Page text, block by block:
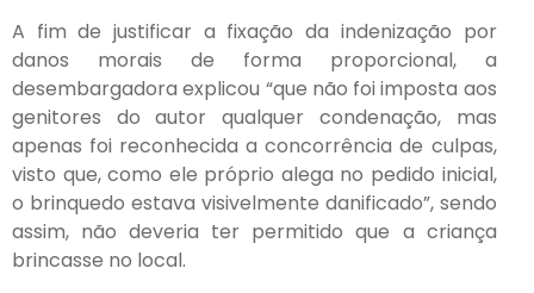
A fim de justificar a fixação da indenização por
danos morais de forma proporcional, a
desembargadora explicou “que não foi imposta aos
genitores do autor qualquer condenação, mas
apenas foi reconhecida a concorrência de culpas,
visto que, como ele próprio alega no pedido inicial,
o brinquedo estava visivelmente danificado”, sendo
assim, não deveria ter permitido que a criança
brincasse no local.